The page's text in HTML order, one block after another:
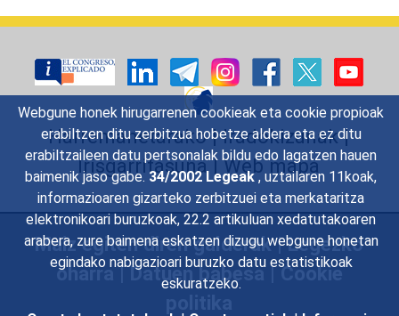
Webgune honek hirugarrenen cookieak eta cookie propioak
erabiltzen ditu zerbitzua hobetze aldera eta ez ditu
erabiltzaileen datu pertsonalak bildu edo lagatzen hauen
baimenik jaso gabe. 34/2002 Legeak, uztailaren 11koak,
informazioaren gizarteko zerbitzuei eta merkataritza
elektronikoari buruzkoak, 22.2 artikuluan xedatutakoaren
arabera, zure baimena eskatzen dizugu webgune honetan
egindako nabigazioari buruzko datu estatistikoak
eskuratzeko.
Harremanetarako|Iradokizunak|
Irisgarritasuna|Web mapa
Maiz egiten diren galderak|Legezko
oharra|Datuen babesa|Cookie